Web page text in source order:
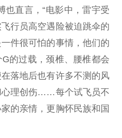
也直言，“电影中，雷宇受
行员高空遇险被迫跳伞的
件很可怕的事情，他们的
的过载，颈椎、腰椎都会
落地后也有许多不测的风
心理创伤……每个试飞员不
的亲情，更胸怀民族和国